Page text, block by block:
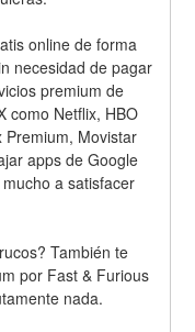
online de forma
necesidad de pagar
premium de
como Netflix, HBO
Premium, Movistar
apps de Google
a satisfacer
También te
por Fast & Furious
nada.